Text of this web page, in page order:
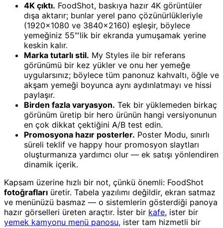
4K çıktı. FoodShot, baskıya hazır 4K görüntüler
dışa aktarır; bunlar yerel pano çözünürlükleriyle
(1920×1080 ve 3840×2160) eşleşir, böylece
yemeğiniz 55"'lik bir ekranda yumuşamak yerine
keskin kalır.
Marka tutarlı stil. My Styles ile bir referans
görünümü bir kez yükler ve onu her yemeğe
uygularsınız; böylece tüm panonuz kahvaltı, öğle ve
akşam yemeği boyunca aynı aydınlatmayı ve hissi
paylaşır.
Birden fazla varyasyon. Tek bir yüklemeden birkaç
görünüm üretip bir hero ürünün hangi versiyonunun
en çok dikkat çektiğini A/B test edin.
Promosyona hazır posterler. Poster Modu, sınırlı
süreli teklif ve happy hour promosyon slaytları
oluşturmanıza yardımcı olur — ek satışı yönlendiren
dinamik içerik.
Kapsam üzerine hızlı bir not, çünkü önemli: FoodShot
fotoğrafları üretir. Tabela yazılımı değildir, ekran satmaz
ve menünüzü basmaz — o sistemlerin gösterdiği panoya
hazır görselleri üreten araçtır. İster bir kafe, ister bir
yemek kamyonu menü panosu, ister tam hizmetli bir